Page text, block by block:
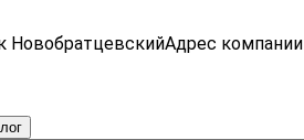
НовобратцевскийАдрес компании